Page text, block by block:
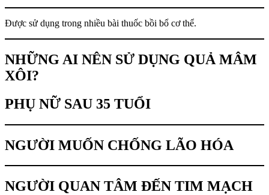
Được sử dụng trong nhiều bài thuốc bồi bổ cơ thể.
NHỮNG AI NÊN SỬ DỤNG QUẢ MÂM
XÔI?
PHỤ NỮ SAU 35 TUỔI
NGƯỜI MUỐN CHỐNG LÃO HÓA
NGƯỜI QUAN TÂM ĐẾN TIM MẠCH